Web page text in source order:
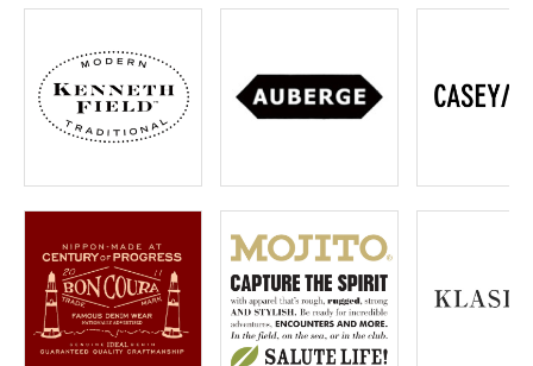
プライバシーポリシー
特定商取引法について
お問い合わせ
OFFICIAL WEB SITE
meeting_room ログイン 会員登録